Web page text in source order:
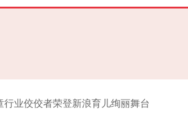
行业佼佼者荣登新浪育儿绚丽舞台